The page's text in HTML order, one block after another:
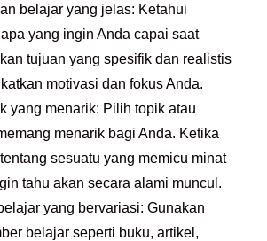
belajar yang jelas: Ketahui
yang ingin Anda capai saat
tujuan yang spesifik dan realistis
motivasi dan fokus Anda.
yang menarik: Pilih topik atau
menarik bagi Anda. Ketika
sesuatu yang memicu minat
tahu akan secara alami muncul.
yang bervariasi: Gunakan
belajar seperti buku, artikel,